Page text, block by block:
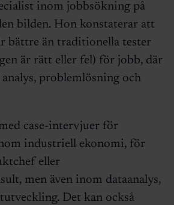
inom jobbsökning på
bilden. Hon konstaterar att
bättre än traditionella tester
är rätt eller fel) för jobb, där
problemlösning och
case-intervjuer för
industriell ekonomi, för
eller
men även inom dataanalys,
Det kan också